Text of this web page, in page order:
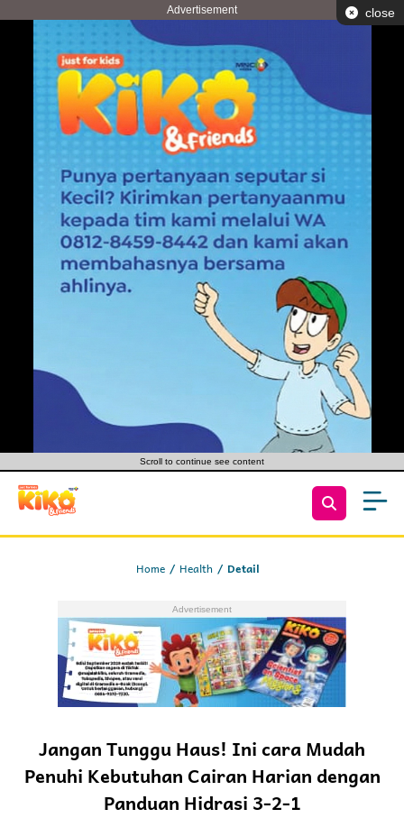
Advertisement close
Scroll to continue see content
Home Health Detail
Jangan Tunggu Haus! Ini cara Mudah
Penuhi Kebutuhan Cairan Harian dengan
Panduan Hidrasi 3-2-1